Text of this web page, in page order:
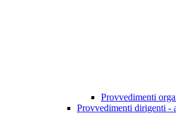
Provvedimenti
Provvedimenti dirigenti -